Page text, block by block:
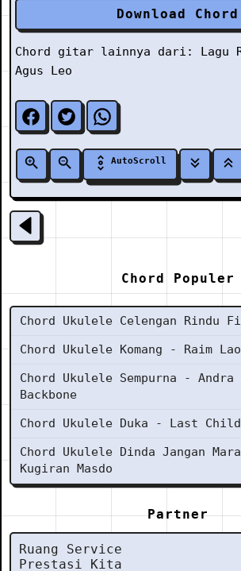
Download Chord
Chord gitar lainnya dari: Lagu
Agus Leo
AutoScroll
Chord Populer
Chord Ukulele Celengan Rindu
Chord Ukulele Komang - Raim
Chord Ukulele Sempurna - Andra
Backbone
Chord Ukulele Duka - Last Child
Chord Ukulele Dinda Jangan
Kugiran Masdo
Partner
Ruang Service
Prestasi Kita